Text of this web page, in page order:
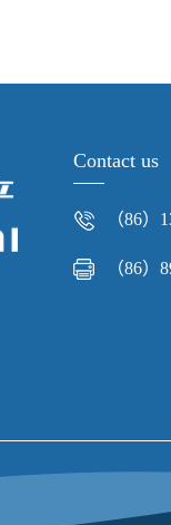
Contact us
（86）
（86）